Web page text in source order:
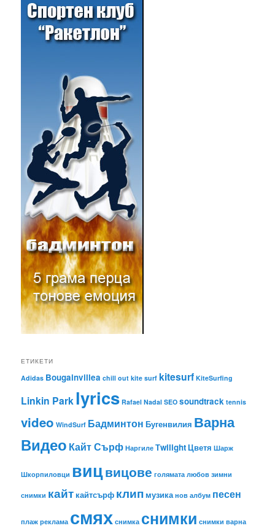
ЕТИКЕТИ
Adidas Bougainvillea chill out kite surf kitesurf KiteSurfing
Linkin Parklyrics Rafael Nadal SEO soundtrack tennis
video WindSurf Бадминтон Бугенвилия Варна
Видео Кайт Сърф Наргиле ТwilightЦветя Шарж
Шкорпиловци вицвицове голямата любов зимни
снимки кайт кайтсърф клип музика нов албум песен
плаж реклама смях снимка снимки снимки варна